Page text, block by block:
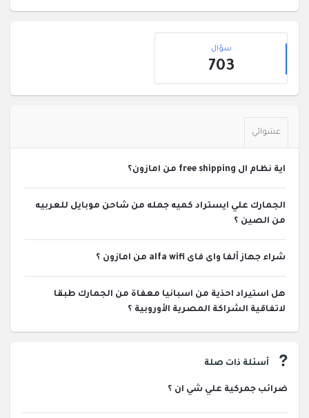
القائمة
الجانبية
إحصائيات
سؤال
703
عشوائي
اية نظام ال free shipping من امازون؟
الجمارك علي ايستراد كميه جمله من شاحن موبايل للعربيه
من الصين ؟
شراء جهاز ألفا واى فاى alfa wifi من امازون ؟
هل استيراد احذية من اسبانيا معفاة من الجمارك طبقا
لاتفاقية الشراكة المصرية الأوروبية ؟
أسئلة ذات صلة
ضرائب جمركية علي شي ان ؟